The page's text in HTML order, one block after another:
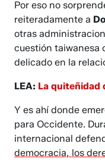
Por eso no
reiteradamente a
otras
cuestión taiwanesa
delicado en la
LEA: La quiteñidad
Y es ahí donde
para Occidente.
internacional
democracia, los